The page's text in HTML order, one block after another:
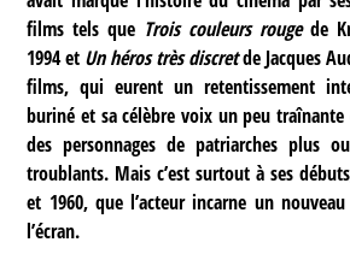
films tels que Trois couleurs rougede
1994 et Un héros très discretde Jacques
films, qui eurent un retentissement
buriné et sa célèbre voix un peu
des personnages de patriarches plus
troublants. Mais c’est surtout à ses
et 1960, que l’acteur incarne un
l’écran.